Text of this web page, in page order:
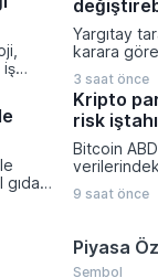
iş
gıda
onayı
bilgilerinin
titizlikle
için en
gösteriliyor.
Yargıtay
karara
prim
tazminatı
yasal bir
Takım
işçinin
primlerin
hükmetti.
3 saat önce
Kripto
risk
Bitcoin
dönemde
9 saat önce
Piyasa
Sembol